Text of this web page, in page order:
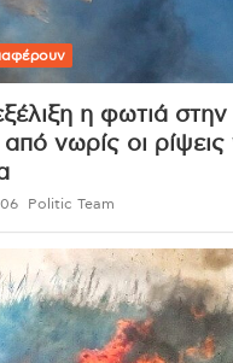
η φωτιά στην
από νωρίς οι
Politic Team